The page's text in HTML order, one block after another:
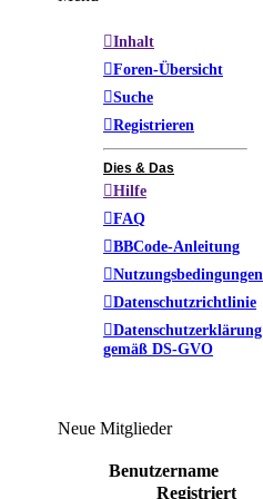
Inhalt
Foren-Übersicht
Suche
Registrieren
Dies & Das
Hilfe
FAQ
BBCode-Anleitung
Nutzungsbedingungen
Datenschutzrichtlinie
Datenschutzerklärung
gemäß DS-GVO
Neue Mitglieder
Benutzername
Registriert